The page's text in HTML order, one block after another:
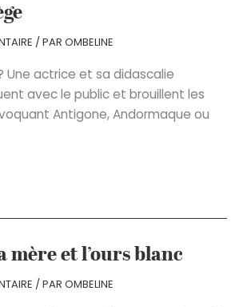
/ PAR OMBELINE
Une actrice et sa didascalie
avec le public et brouillent les
Antigone, Andormaque ou
mère et l’ours blanc
/ PAR OMBELINE